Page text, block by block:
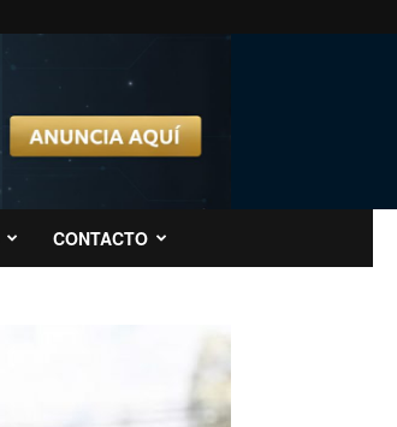
CONTACTO